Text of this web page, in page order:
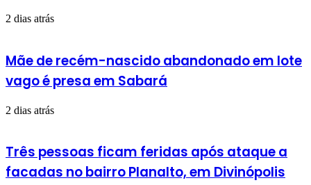
2 dias atrás
Mãe de recém-nascido abandonado em lote
vago é presa em Sabará
2 dias atrás
Três pessoas ficam feridas após ataque a
facadas no bairro Planalto, em Divinópolis